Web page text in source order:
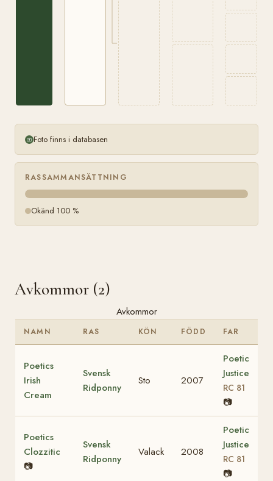
Foto finns i databasen
RASSAMMANSÄTTNING
Okänd 100 %
Avkommor (2)
Avkommor
NAMN RAS KÖN FÖDD FAR
Poetics
Irish
Cream
Svensk
Ridponny
Sto 2007
Poetic
Justice
RC 81
📷
Poetics
Clozzitic
📷
Svensk
Ridponny
Valack 2008
Poetic
Justice
RC 81
📷